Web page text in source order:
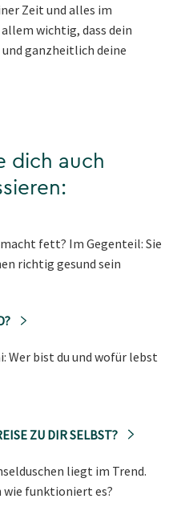
Zeit und alles im
wichtig, dass dein
ganzheitlich deine
dich auch
fett? Im Gegenteil: Sie
richtig gesund sein
Wer bist du und wofür lebst
ZU DIR SELBST?
liegt im Trend.
wie funktioniert es?